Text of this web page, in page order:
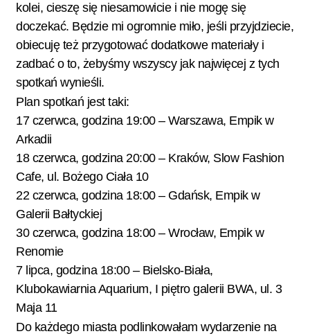
kolei, cieszę się niesamowicie i nie mogę się
doczekać. Będzie mi ogromnie miło, jeśli przyjdziecie,
obiecuję też przygotować dodatkowe materiały i
zadbać o to, żebyśmy wszyscy jak najwięcej z tych
spotkań wynieśli.
Plan spotkań jest taki:
17 czerwca, godzina 19:00 – Warszawa, Empik w
Arkadii
18 czerwca, godzina 20:00 – Kraków, Slow Fashion
Cafe, ul. Bożego Ciała 10
22 czerwca, godzina 18:00 – Gdańsk, Empik w
Galerii Bałtyckiej
30 czerwca, godzina 18:00 – Wrocław, Empik w
Renomie
7 lipca, godzina 18:00 – Bielsko-Biała,
Klubokawiarnia Aquarium, I piętro galerii BWA, ul. 3
Maja 11
Do każdego miasta podlinkowałam wydarzenie na